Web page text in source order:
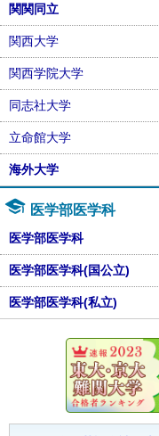
関関同立
関西大学
関西学院大学
同志社大学
立命館大学
海外大学
医学部医学科
医学部医学科
医学部医学科(国公立)
医学部医学科(私立)